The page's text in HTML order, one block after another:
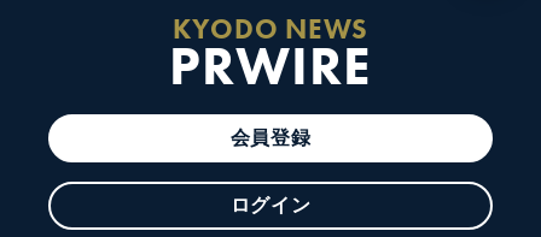
KYODO NEWS
PRWIRE
会員登録
ログイン